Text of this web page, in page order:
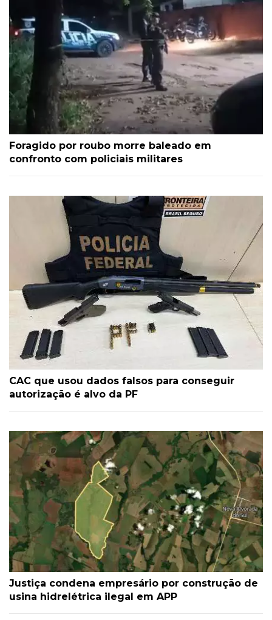
Foragido por roubo morre baleado em
confronto com policiais militares
CAC que usou dados falsos para conseguir
autorização é alvo da PF
Justiça condena empresário por construção de
usina hidrelétrica ilegal em APP